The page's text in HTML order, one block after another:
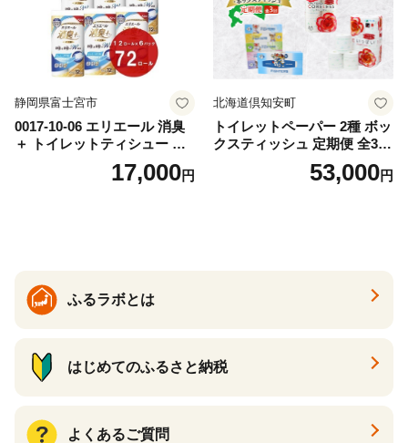
静岡県富士宮市
0017-10-06 エリエール 消臭
＋ トイレットティシュー し
っかり香るフレッシュクリア
の香り ダブル 12ロール×6パ
17,000円
北海道倶知安町
トイレットペーパー 2種 ボッ
クスティッシュ 定期便 全3
回 日本製 まとめ買い 防災
常備品 日用雑貨 消耗品 生活
53,000円
ふるラボとは
はじめてのふるさと納税
よくあるご質問